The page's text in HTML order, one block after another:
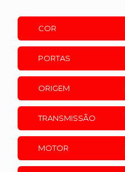
COR
PORTAS
ORIGEM
TRANSMISSÃO
MOTOR